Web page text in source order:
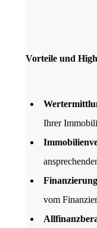
Vorteile und
Ihrer
vom